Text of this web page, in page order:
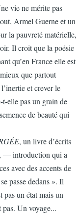
vie ne mérite pas
Armel Guerne et un
la pauvreté matérielle,
Il croit que la poésie
qu’en France elle est
que partout
et crever le
elle pas un grain de
de beauté qui
, un livre d’écrits
— introduction qui a
avec des accents de
passe dedans ». Il
pas un état mais un
Un voyage...